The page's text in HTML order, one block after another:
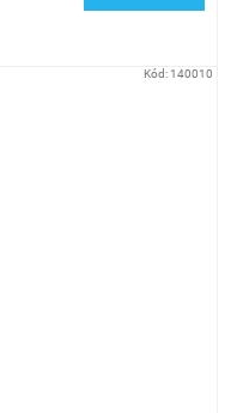
Kód: 140010